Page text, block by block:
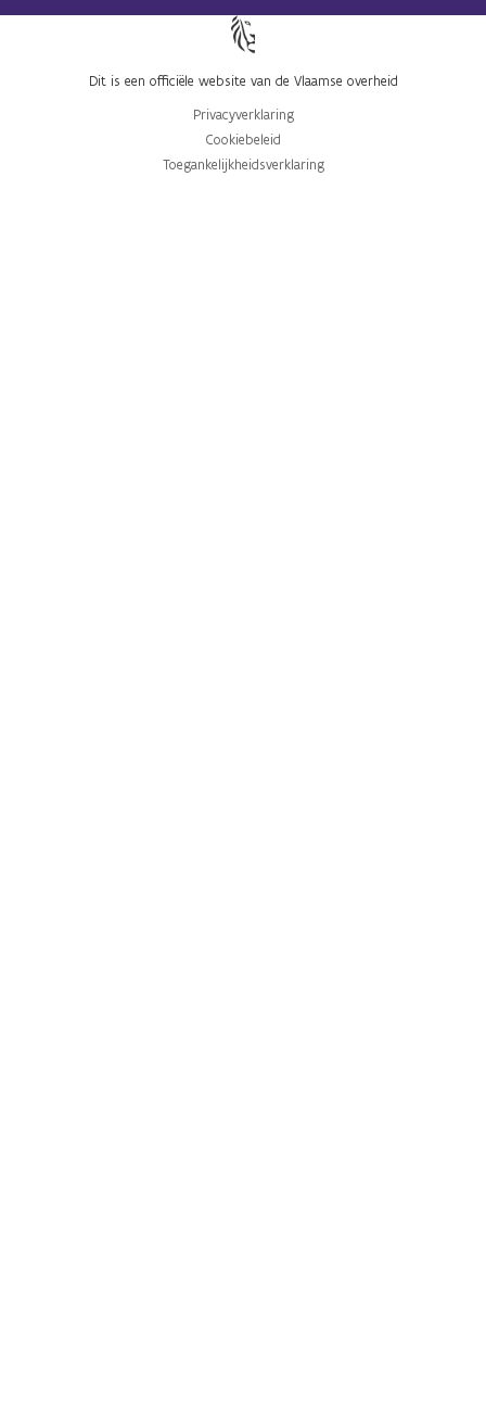
Dit is een officiële website van de Vlaamse overheid
Privacyverklaring
Cookiebeleid
Toegankelijkheidsverklaring